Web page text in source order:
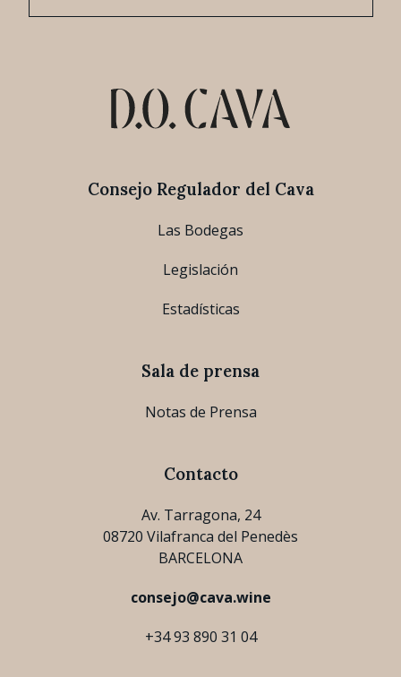
Consejo Regulador del Cava
Las Bodegas
Legislación
Estadísticas
Sala de prensa
Notas de Prensa
Contacto
Av. Tarragona, 24
08720 Vilafranca del Penedès
BARCELONA
consejo@cava.wine
+34 93 890 31 04